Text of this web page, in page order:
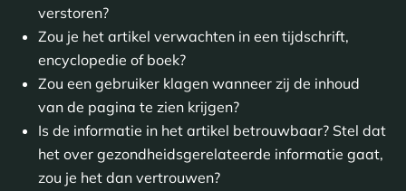
verstoren?
Zou je het artikel verwachten in een tijdschrift,
encyclopedie of boek?
Zou een gebruiker klagen wanneer zij de inhoud
van de pagina te zien krijgen?
Is de informatie in het artikel betrouwbaar? Stel dat
het over gezondheidsgerelateerde informatie gaat,
zou je het dan vertrouwen?